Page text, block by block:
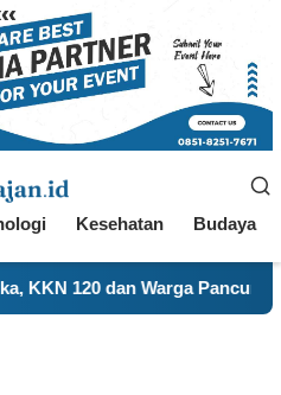
Kesehatan Budaya
Warga Pancuran Gotong